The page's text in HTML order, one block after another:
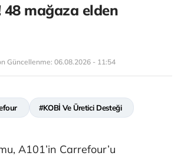
48 mağaza elden
Güncellenme: 06.08.2026 - 11:54
#KOBİ Ve Üretici Desteği
A101’in Carrefour’u